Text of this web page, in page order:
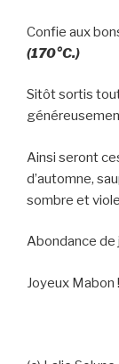
Confie aux
(170°C.)
Sitôt sortis
Ainsi seront
d’automne,
sombre et
Abondance de
Joyeux Mabon !